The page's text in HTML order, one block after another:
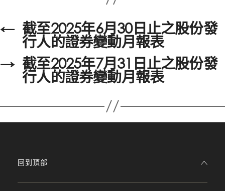
← 截至2025年6月30日止之股份發
行人的證券變動月報表
→ 截至2025年7月31日止之股份發
行人的證券變動月報表
回到頂部